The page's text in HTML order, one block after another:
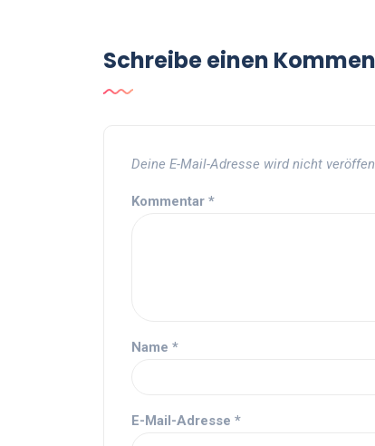
Schreibe einen
Deine E-Mail-Adresse wird nicht
Kommentar *
Name *
E-Mail-Adresse *